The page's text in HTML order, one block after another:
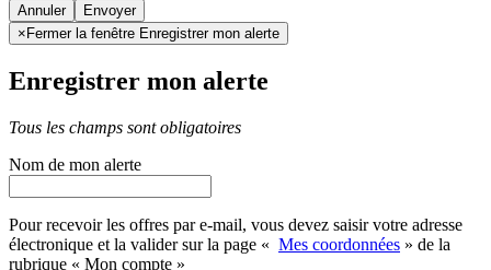
Annuler
× Fermer la fenêtre Enregistrer mon alerte
Enregistrer mon alerte
Tous les champs sont obligatoires
Nom de mon alerte
Pour recevoir les offres par e-mail, vous devez saisir votre adresse
électronique et la valider sur la page « Mes coordonnées » de la
rubrique « Mon compte »